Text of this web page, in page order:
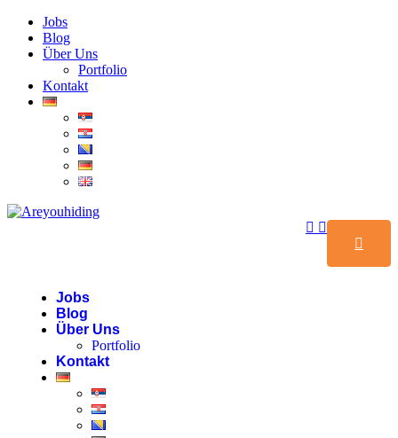
Jobs
Blog
Über Uns
Portfolio
Kontakt
Jobs
Blog
Über Uns
Portfolio
Kontakt